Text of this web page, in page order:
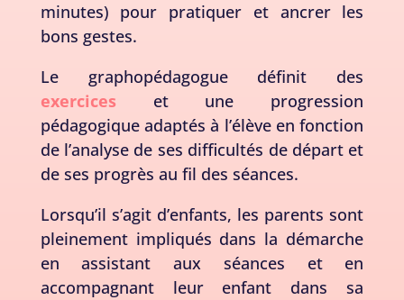
minutes) pour pratiquer et ancrer les
bons gestes.
Le graphopédagogue définit des
exercices et une progression
pédagogique adaptés à l’élève en fonction
de l’analyse de ses difficultés de départ et
de ses progrès au fil des séances.
Lorsqu’il s’agit d’enfants, les parents sont
pleinement impliqués dans la démarche
en assistant aux séances et en
accompagnant leur enfant dans sa